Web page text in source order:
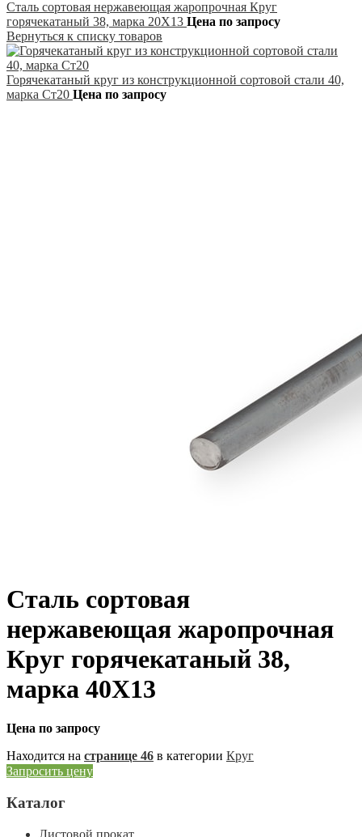
Сталь сортовая нержавеющая жаропрочная Круг
горячекатаный 38, марка 20Х13 Цена по запросу
Вернуться к списку товаров
Горячекатаный круг из конструкционной сортовой стали 40,
марка Ст20 Цена по запросу
Сталь сортовая
нержавеющая жаропрочная
Круг горячекатаный 38,
марка 40Х13
Цена по запросу
Находится на странице 46 в категории Круг
Запросить цену
Каталог
Листовой прокат